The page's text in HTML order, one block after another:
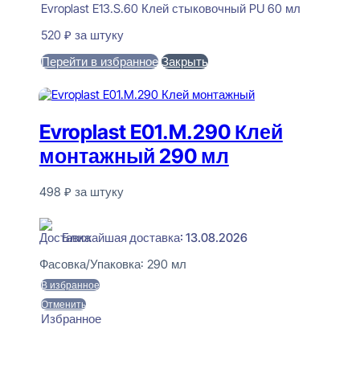
Evroplast E13.S.60 Клей стыковочный PU 60 мл
520 ₽ за штуку
Перейти в избранное Закрыть
Evroplast E01.M.290 Клей
монтажный 290 мл
498 ₽ за штуку
Ближайшая доставка: 13.08.2026
Фасовка/Упаковка: 290 мл
В избранное
Отменить
Избранное